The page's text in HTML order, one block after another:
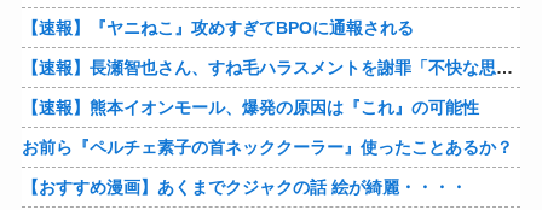
【速報】『ヤニねこ』攻めすぎてBPOに通報される
【速報】長瀬智也さん、すね毛ハラスメントを謝罪「不快な思いをさせて申し訳ありませんでした」
【速報】熊本イオンモール、爆発の原因は『これ』の可能性
お前ら『ペルチェ素子の首ネッククーラー』使ったことあるか？
【おすすめ漫画】あくまでクジャクの話 絵が綺麗・・・・